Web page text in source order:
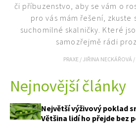
74 Kč
Objednat >
či příbuzenstvo, aby se vám o
pro vás mám řešení, zkuste
suchomilné skalničky. Které
samozřejmě rádi
PRAXE / JIŘINA NECKÁŘOVÁ /
Nejnovější články
Největší výživový poklad
Většina lidí ho přejde bez